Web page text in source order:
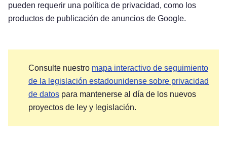
pueden requerir una política de privacidad, como los
productos de publicación de anuncios de Google.
Consulte nuestro mapa interactivo de seguimiento
de la legislación estadounidense sobre privacidad
de datos para mantenerse al día de los nuevos
proyectos de ley y legislación.